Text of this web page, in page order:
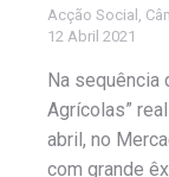
Acção Social ,
12 Abril 2021
Na sequência
Agrícolas”
abril, no
com grande